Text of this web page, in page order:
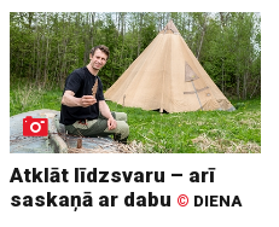
Atklāt līdzsvaru – arī
saskaņā ar dabu © DIENA